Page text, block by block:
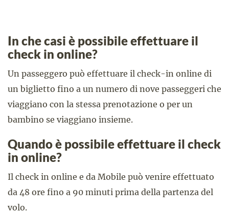
In che casi è possibile effettuare il
check in online?
Un passeggero può effettuare il check-in online di
un biglietto fino a un numero di nove passeggeri che
viaggiano con la stessa prenotazione o per un
bambino se viaggiano insieme.
Quando è possibile effettuare il check
in online?
Il check in online e da Mobile può venire effettuato
da 48 ore fino a 90 minuti prima della partenza del
volo.